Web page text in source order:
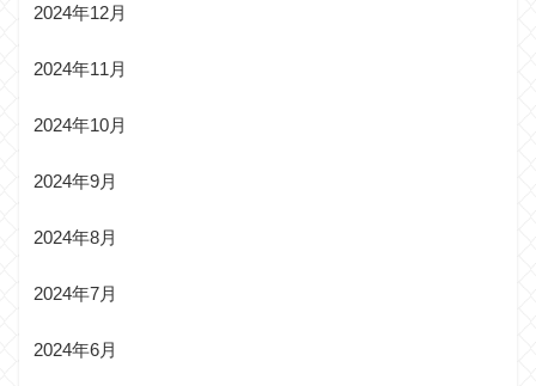
2024年12月
2024年11月
2024年10月
2024年9月
2024年8月
2024年7月
2024年6月